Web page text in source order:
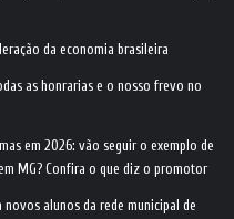
da economia brasileira
as honrarias e o nosso frevo no
em 2026: vão seguir o exemplo de
MG? Confira o que diz o promotor
alunos da rede municipal de